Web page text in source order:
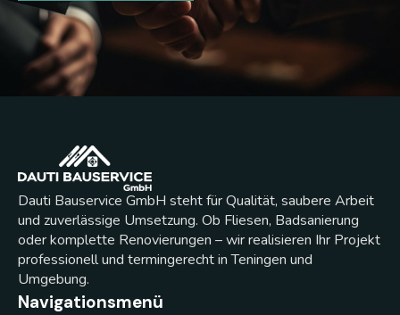
Dauti Bauservice GmbH steht für Qualität, saubere Arbeit
und zuverlässige Umsetzung. Ob Fliesen, Badsanierung
oder komplette Renovierungen – wir realisieren Ihr Projekt
professionell und termingerecht in Teningen und
Umgebung.
Navigationsmenü